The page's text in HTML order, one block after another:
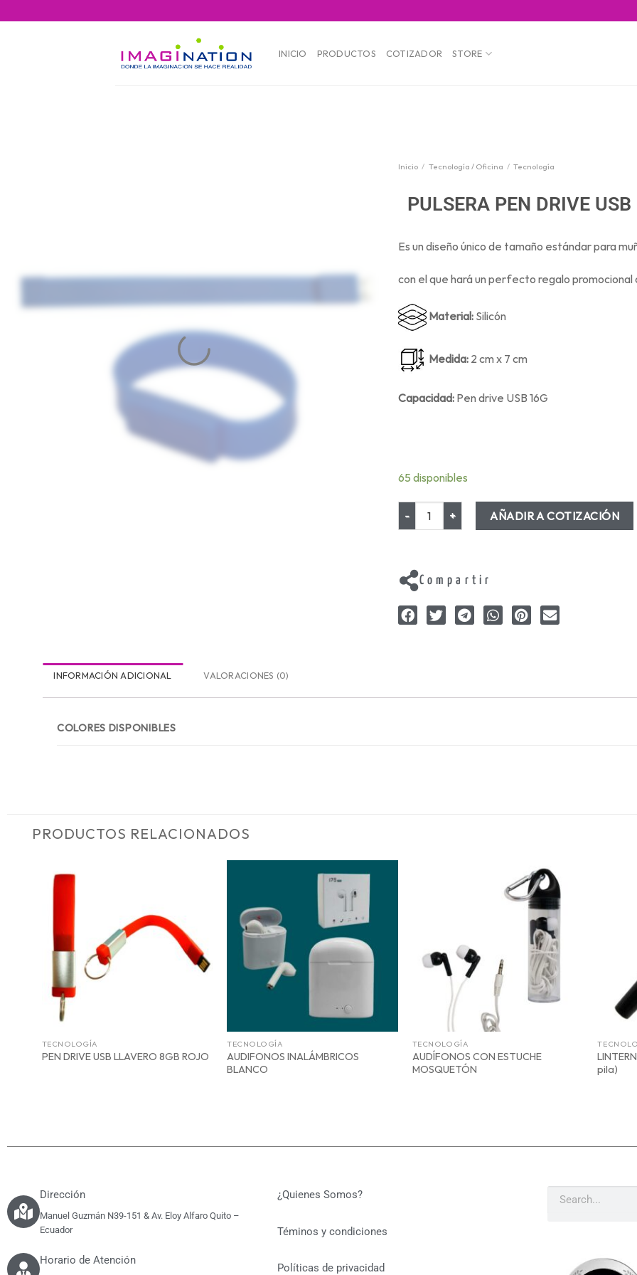
INICIO PRODUCTOS COTIZADOR STORE
Inicio / Tecnología / Oficina / Tecnología
PULSERA PEN DRIVE
Es un diseño único de tamaño estándar para
con el que hará un perfecto regalo
Material: Silicón
Medida: 2 cm x 7 cm
Capacidad: Pen drive USB 16G
65 disponibles
AÑADIR A COTIZACIÓN
Compartir
INFORMACIÓN ADICIONAL VALORACIONES (0)
COLORES DISPONIBLES
PRODUCTOS RELACIONADOS
TECNOLOGÍA
PEN DRIVE USB LLAVERO 8GB ROJO
TECNOLOGÍA
AUDIFONOS INALÁMBRICOS
BLANCO
TECNOLOGÍA
AUDÍFONOS CON ESTUCHE
MOSQUETÓN
pila)
Dirección
Manuel Guzmán N39-151 & Av. Eloy Alfaro Quito –
Ecuador
Horario de Atención
¿Quienes Somos?
Téminos y condiciones
Políticas de privacidad